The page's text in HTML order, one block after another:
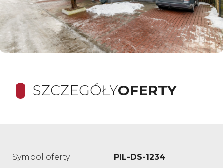
SZCZEGÓŁYOFERTY
Symbol oferty
PIL-DS-1234